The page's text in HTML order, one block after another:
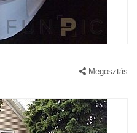
Megosztás